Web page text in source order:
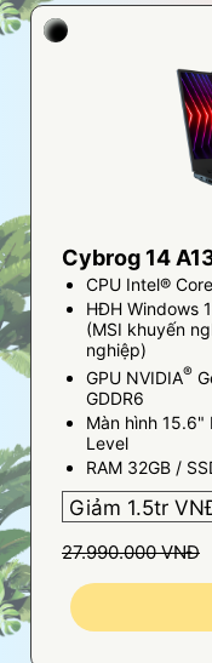
Cybrog 14
CPU Intel®
HĐH Windows
(MSI khuyến
nghiệp)
GPU NVIDIA®
GDDR6
Màn hình
Level
RAM 32GB /
Giảm 1.5tr
27.990.000 VNĐ